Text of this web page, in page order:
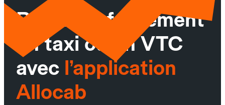
Réservez facilement
un taxi ou un VTC
avec l’application
Allocab